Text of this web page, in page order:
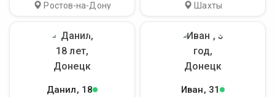
Ростов-на-Дону Шахты
Данил, 18 Иван, 31